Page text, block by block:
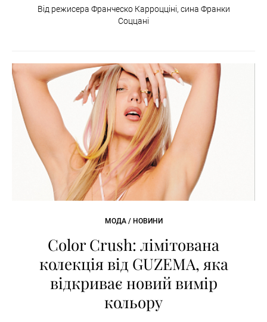
Від режисера Франческо Карроцціні, сина Франки
Соццані
МОДА / НОВИНИ
Color Crush: лімітована
колекція від GUZEMA, яка
відкриває новий вимір
кольору